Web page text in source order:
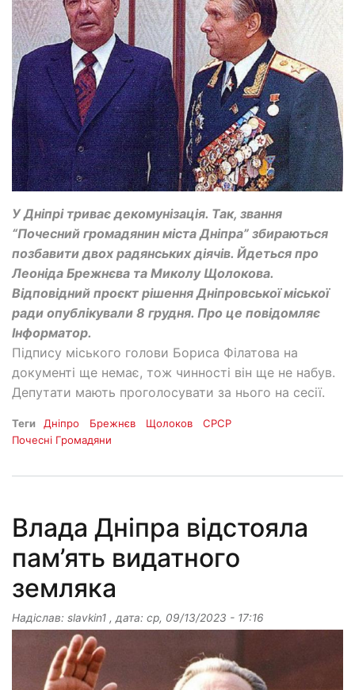
У Дніпрі триває декомунізація. Так, звання
“Почесний громадянин міста Дніпра” збираються
позбавити двох радянських діячів. Йдеться про
Леоніда Брежнєва та Миколу Щолокова.
Відповідний проєкт рішення Дніпровської міської
ради опублікували 8 грудня. Про це повідомляє
Інформатор.
Підпису міського голови Бориса Філатова на
документі ще немає, тож чинності він ще не набув.
Депутати мають проголосувати за нього на сесії.
Теги Дніпро Брежнєв Щолоков
СРСР
Почесні Громадяни
Влада Дніпра відстояла
пам’ять видатного
земляка
Надіслав: slavkin1 , дата: ср, 09/13/2023 - 17:16